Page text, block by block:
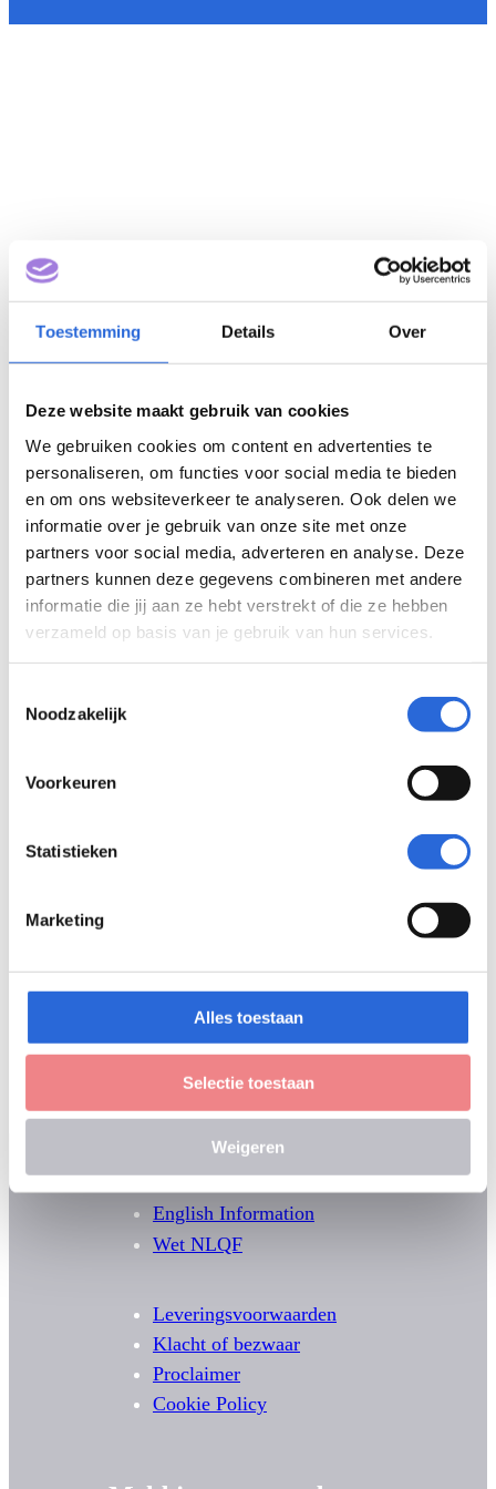
Toestemming Details Over
Deze website maakt gebruik van cookies
We gebruiken cookies om content en advertenties te
personaliseren, om functies voor social media te bieden
en om ons websiteverkeer te analyseren. Ook delen we
informatie over je gebruik van onze site met onze
partners voor social media, adverteren en analyse. Deze
partners kunnen deze gegevens combineren met andere
informatie die jij aan ze hebt verstrekt of die ze hebben
verzameld op basis van je gebruik van hun services.
Noodzakelijk
Voorkeuren
Statistieken
Marketing
Alles toestaan
Selectie toestaan
Weigeren
Basisvakopleiding
2)
Eigenaar: RAS
SVS
English Information
Wet NLQF
Leveringsvoorwaarden
Klacht of bezwaar
Proclaimer
Cookie Policy